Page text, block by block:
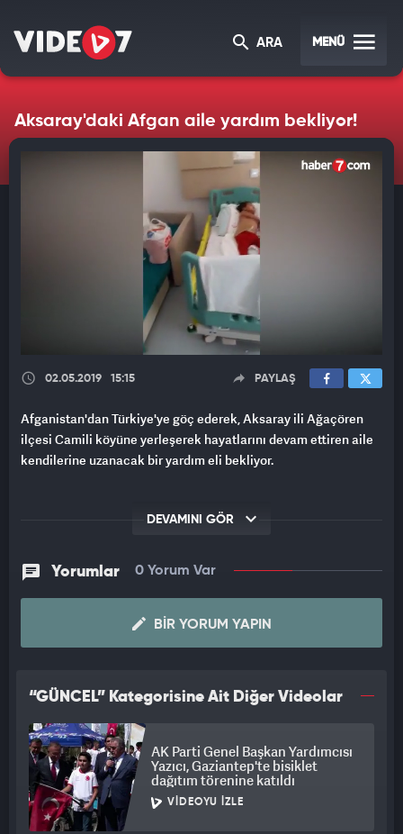
ARA MENÜ
Aksaray'daki Afgan aile yardım bekliyor!
02.05.2019 15:15 PAYLAŞ
Afganistan'dan Türkiye'ye göç ederek, Aksaray ili Ağaçören
ilçesi Camili köyüne yerleşerek hayatlarını devam ettiren aile
kendilerine uzanacak bir yardım eli bekliyor.
DEVAMINI GÖR
Yorumlar 0 Yorum Var
BIR YORUM YAPIN
“GÜNCEL” Kategorisine Ait Diğer Videolar
AK Parti Genel Başkan Yardımcısı
Yazıcı, Gaziantep'te bisiklet
dağıtım törenine katıldı
VIDEOYU İZLE